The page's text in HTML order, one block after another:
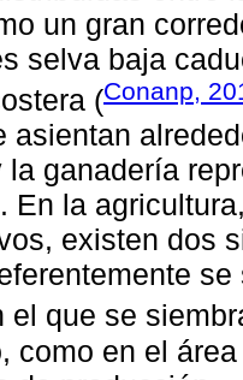
un gran
selva baja
(Conanp,
asientan
la ganadería
En la
existen dos
el que se
como en el